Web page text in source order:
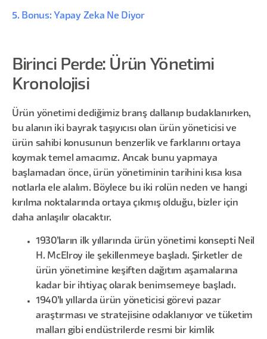
5. Bonus: Yapay Zeka Ne Diyor
Birinci Perde: Ürün Yönetimi
Kronolojisi
Ürün yönetimi dediğimiz branş dallanıp budaklanırken,
bu alanın iki bayrak taşıyıcısı olan ürün yöneticisi ve
ürün sahibi konusunun benzerlik ve farklarını ortaya
koymak temel amacımız. Ancak bunu yapmaya
başlamadan önce, ürün yönetiminin tarihini kısa kısa
notlarla ele alalım. Böylece bu iki rolün neden ve hangi
kırılma noktalarında ortaya çıkmış olduğu, bizler için
daha anlaşılır olacaktır.
1930’ların ilk yıllarında ürün yönetimi konsepti Neil
H. McElroy ile şekillenmeye başladı. Şirketler de
ürün yönetimine keşiften dağıtım aşamalarına
kadar bir ihtiyaç olarak benimsemeye başladı.
1940’lı yıllarda ürün yöneticisi görevi pazar
araştırması ve stratejisine odaklanıyor ve tüketim
malları gibi endüstrilerde resmi bir kimlik